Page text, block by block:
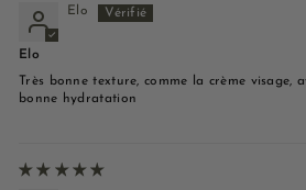
Elo
Elo
Très bonne texture, comme la crème visage,
bonne hydratation